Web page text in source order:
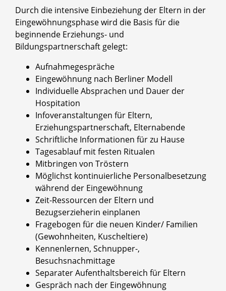
Durch die intensive Einbeziehung der Eltern in der
Eingewöhnungsphase wird die Basis für die
beginnende Erziehungs- und
Bildungspartnerschaft gelegt:
Aufnahmegespräche
Eingewöhnung nach Berliner Modell
Individuelle Absprachen und Dauer der
Hospitation
Infoveranstaltungen für Eltern,
Erziehungspartnerschaft, Elternabende
Schriftliche Informationen für zu Hause
Tagesablauf mit festen Ritualen
Mitbringen von Tröstern
Möglichst kontinuierliche Personalbesetzung
während der Eingewöhnung
Zeit-Ressourcen der Eltern und
Bezugserzieherin einplanen
Fragebogen für die neuen Kinder/ Familien
(Gewohnheiten, Kuscheltiere)
Kennenlernen, Schnupper-,
Besuchsnachmittage
Separater Aufenthaltsbereich für Eltern
Gespräch nach der Eingewöhnung